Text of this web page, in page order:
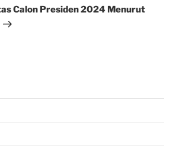
Calon Presiden 2024 Menurut